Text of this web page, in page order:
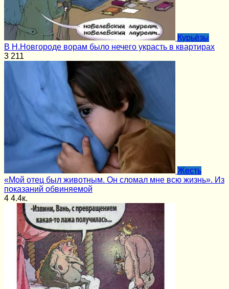
Курьёзы
В Н.Новгороде ворам было нечего украсть в квартирах
3 211
Жесть
«Мой отец был животным. Он сломал мне всю жизнь». Из
показаний обвиняемой
4 4.4к.